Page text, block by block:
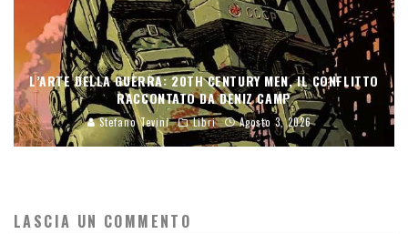
L’ARTE DELLA GUERRA: 20TH CENTURY MEN, IL CONFLITTO
RACCONTATO DA DENIZ CAMP
Stefano Tevini Libri Agosto 3, 2026
LASCIA UN COMMENTO